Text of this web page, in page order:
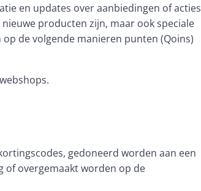
en updates over aanbiedingen of acties
producten zijn, maar ook speciale
de volgende manieren punten (Qoins)
gedoneerd worden aan een
of overgemaakt worden op de